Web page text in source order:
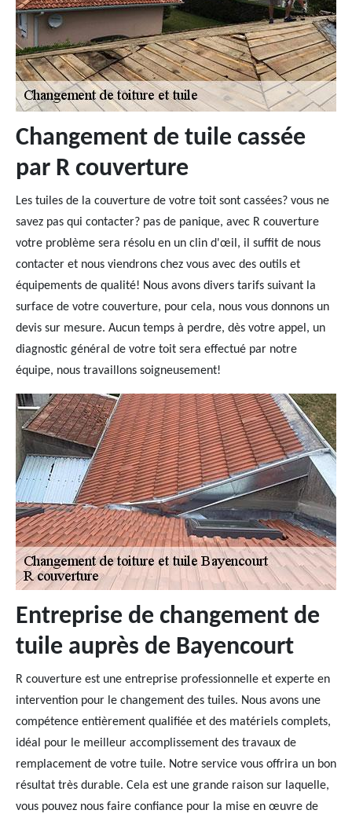
Changement de tuile cassée
par R couverture
Les tuiles de la couverture de votre toit sont cassées? vous ne
savez pas qui contacter? pas de panique, avec R couverture
votre problème sera résolu en un clin d'œil, il suffit de nous
contacter et nous viendrons chez vous avec des outils et
équipements de qualité! Nous avons divers tarifs suivant la
surface de votre couverture, pour cela, nous vous donnons un
devis sur mesure. Aucun temps à perdre, dès votre appel, un
diagnostic général de votre toit sera effectué par notre
équipe, nous travaillons soigneusement!
Entreprise de changement de
tuile auprès de Bayencourt
R couverture est une entreprise professionnelle et experte en
intervention pour le changement des tuiles. Nous avons une
compétence entièrement qualifiée et des matériels complets,
idéal pour le meilleur accomplissement des travaux de
remplacement de votre tuile. Notre service vous offrira un bon
résultat très durable. Cela est une grande raison sur laquelle,
vous pouvez nous faire confiance pour la mise en œuvre de